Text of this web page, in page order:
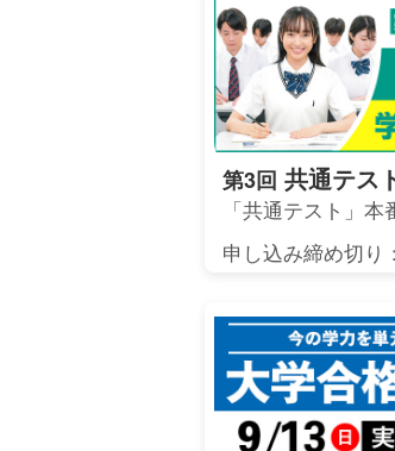
第3回 共通テス
「共通テスト」
申し込み締め切り